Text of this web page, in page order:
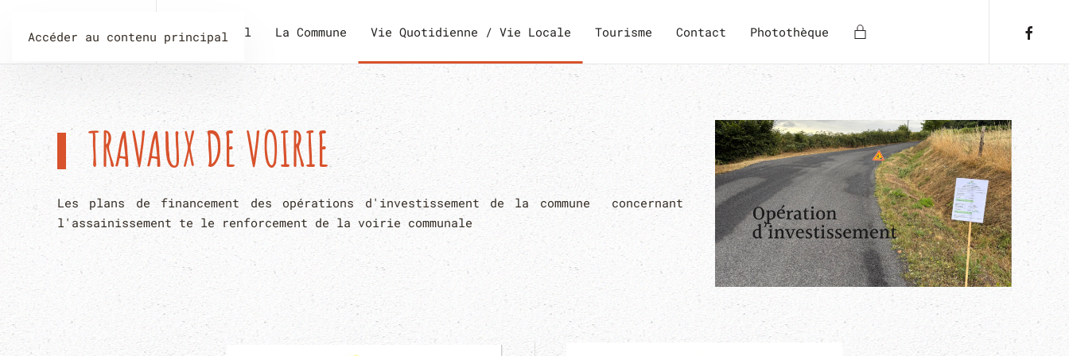
Accéder au contenu principal
Accueil La Commune Vie Quotidienne / Vie Locale Tourisme Contact Photothèque
TRAVAUX DE VOIRIE
Les plans de financement des opérations d'investissement de la commune concernant
l'assainissement te le renforcement de la voirie communale